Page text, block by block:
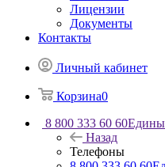
Лицензии
Документы
Контакты
Личный кабинет
Корзина0
8 800 333 60 60
Назад
Телефоны